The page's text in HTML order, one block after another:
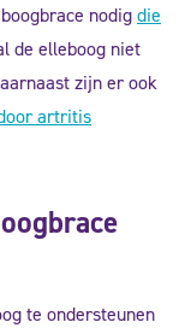
nodigdie
de elleboog niet
zijn er ook
artritis
te ondersteunen